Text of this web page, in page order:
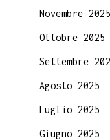
Novembre 2025
Ottobre 2025
Settembre
Agosto 2025
Luglio 2025
Giugno 2025